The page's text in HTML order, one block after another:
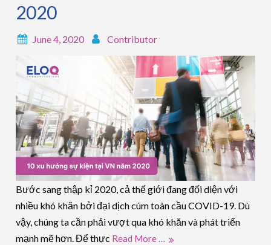
2020
June 4, 2020 Contributor
Bước sang thập kỉ 2020, cả thế giới đang đối diện với
nhiều khó khăn bởi đại dịch cúm toàn cầu COVID-19. Dù
vậy, chúng ta cần phải vượt qua khó khăn và phát triển
mạnh mẽ hơn. Để thực Read More …